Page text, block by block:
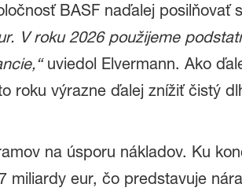
BASF naďalej posilňovať
V roku 2026 použijeme
uviedol Elvermann. Ako
roku výrazne ďalej znížiť čistý
na úsporu nákladov. Ku
eur, čo predstavuje